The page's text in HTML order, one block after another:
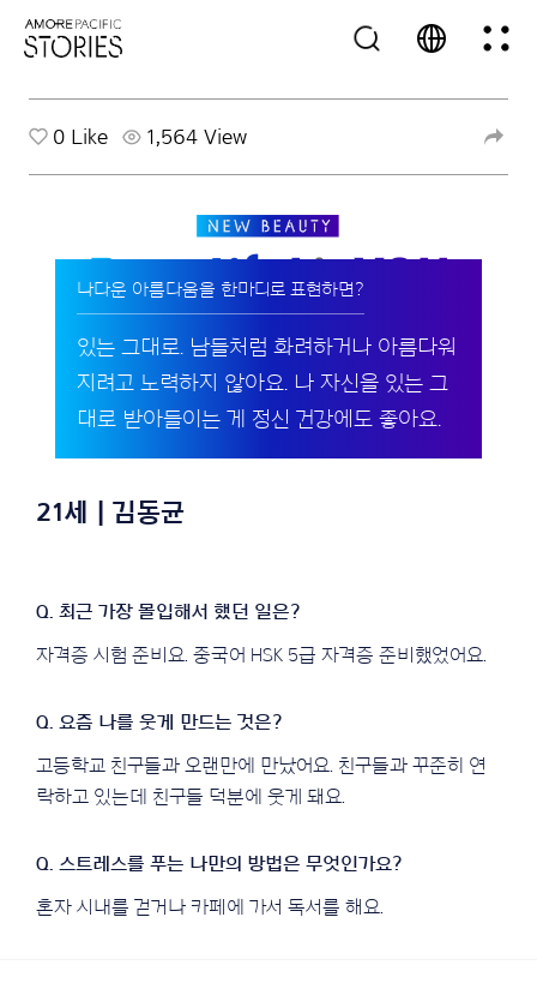
0 Like 1,564 View
나다운 아름다움을 한마디로 표현하면?
있는 그대로. 남들처럼 화려하거나 아름다워
지려고 노력하지 않아요. 나 자신을 있는 그
대로 받아들이는 게 정신 건강에도 좋아요.
21세 | 김동균
자격증 시험 준비요. 중국어 HSK 5급 자격증 준비했었어요.
고등학교 친구들과 오랜만에 만났어요. 친구들과 꾸준히 연
락하고 있는데 친구들 덕분에 웃게 돼요.
혼자 시내를 걷거나 카페에 가서 독서를 해요.